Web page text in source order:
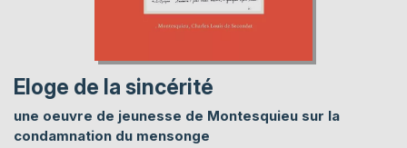
Eloge de la sincérité
une oeuvre de jeunesse de Montesquieu sur la
condamnation du mensonge